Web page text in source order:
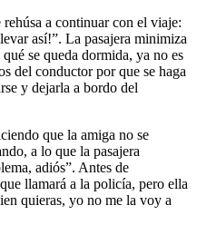
a continuar con el viaje:
así!”. La pasajera minimiza
se queda dormida, ya no es
del conductor por que se haga
y dejarla a bordo del
que la amiga no se
a lo que la pasajera
adiós”. Antes de
llamará a la policía, pero ella
quieras, yo no me la voy a